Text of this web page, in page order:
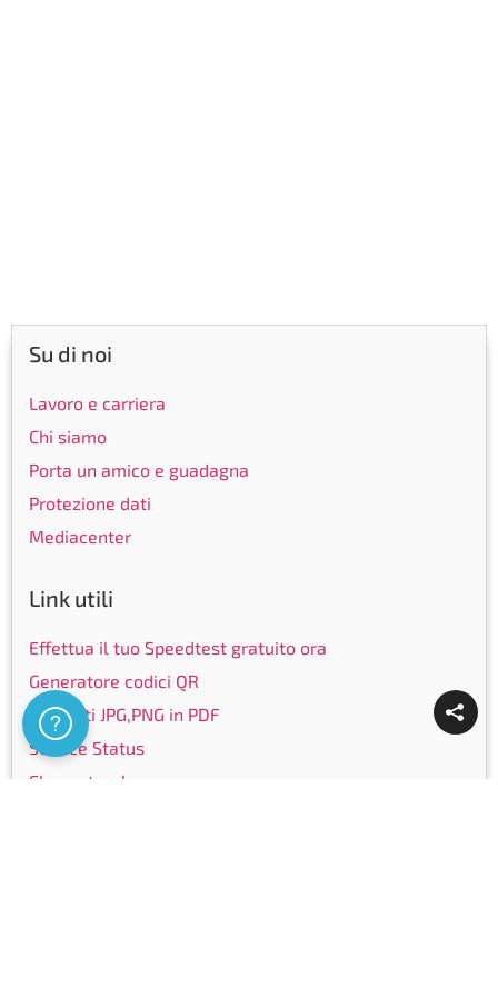
Su di noi
Lavoro e carriera
Chi siamo
Porta un amico e guadagna
Protezione dati
Mediacenter
Link utili
Effettua il tuo Speedtest gratuito ora
Generatore codici QR
Converti JPG,PNG in PDF
Service Status
Elenco targhe
Assistenza